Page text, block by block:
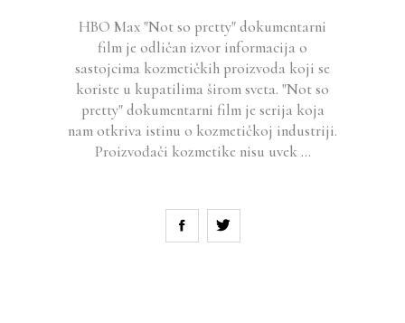
HBO Max "Not so pretty" dokumentarni
film je odličan izvor informacija o
sastojcima kozmetičkih proizvoda koji se
koriste u kupatilima širom sveta. "Not so
pretty" dokumentarni film je serija koja
nam otkriva istinu o kozmetičkoj industriji.
Proizvođači kozmetike nisu uvek